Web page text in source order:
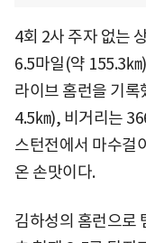
4회 2사 주자 없는
6.5마일(약 155.3
라이브 홈런을 기
4.5㎞), 비거리는
스턴전에서 마수걸
온 손맛이다.
김하성의 홈런으로